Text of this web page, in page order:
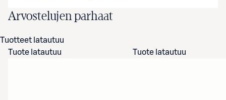
Arvostelujen parhaat
Tuotteet latautuu
Tuote latautuu
Tuote latautuu